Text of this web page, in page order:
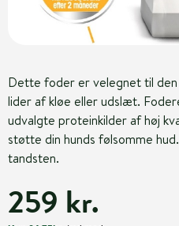
Dette foder er velegnet til
lider af kløe eller udslæt.
udvalgte proteinkilder af høj
støtte din hunds følsomme
tandsten.
259 kr.